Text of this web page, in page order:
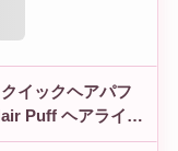
イックヘアパフ
Puff ヘアライン
白髪隠し 白髪か